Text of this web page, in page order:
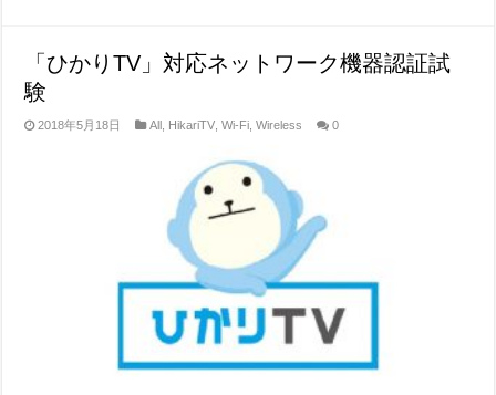
「ひかりTV」対応ネットワーク機器認証試
験
2018年5月18日 All HikariTV ,Wi-Fi ,Wireless 0